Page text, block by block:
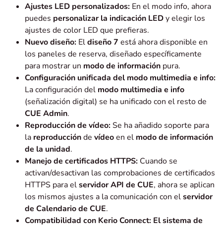
Ajustes LED personalizados: En el modo info, ahora
puedes personalizar la indicación LEDy elegir los
ajustes de color LED que prefieras.
Nuevo diseño: Eldiseño 7 está ahora disponible en
los paneles de reserva, diseñado específicamente
para mostrar un modo de información pura.
Configuración unificada del modo multimedia e info:
La configuración del modo multimedia e info
(señalización digital) se ha unificado con el resto de
CUE Admin.
Reproducción de vídeo:Se ha añadido soporte para
la reproducciónde vídeoen el modo de información
de la unidad.
Manejo de certificados HTTPS: Cuando se
activan/desactivan las comprobaciones de certificados
HTTPS para elservidor API de CUE, ahora se aplican
los mismos ajustes a la comunicación con elservidor
de Calendario de CUE.
Compatibilidad con Kerio Connect: El sistema de